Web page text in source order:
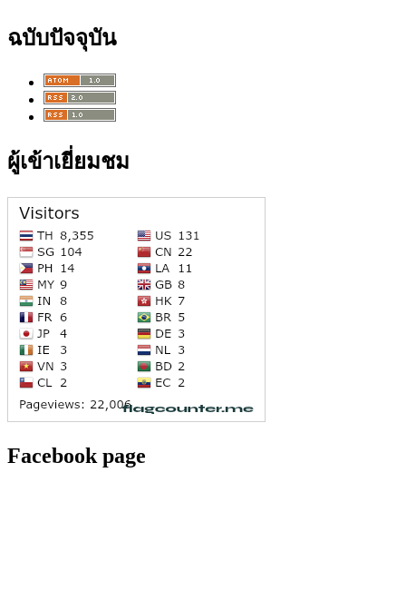
ฉบับปัจจุบัน
ผู้เข้าเยี่ยมชม
Facebook page